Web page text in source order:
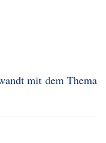
mit dem Thema